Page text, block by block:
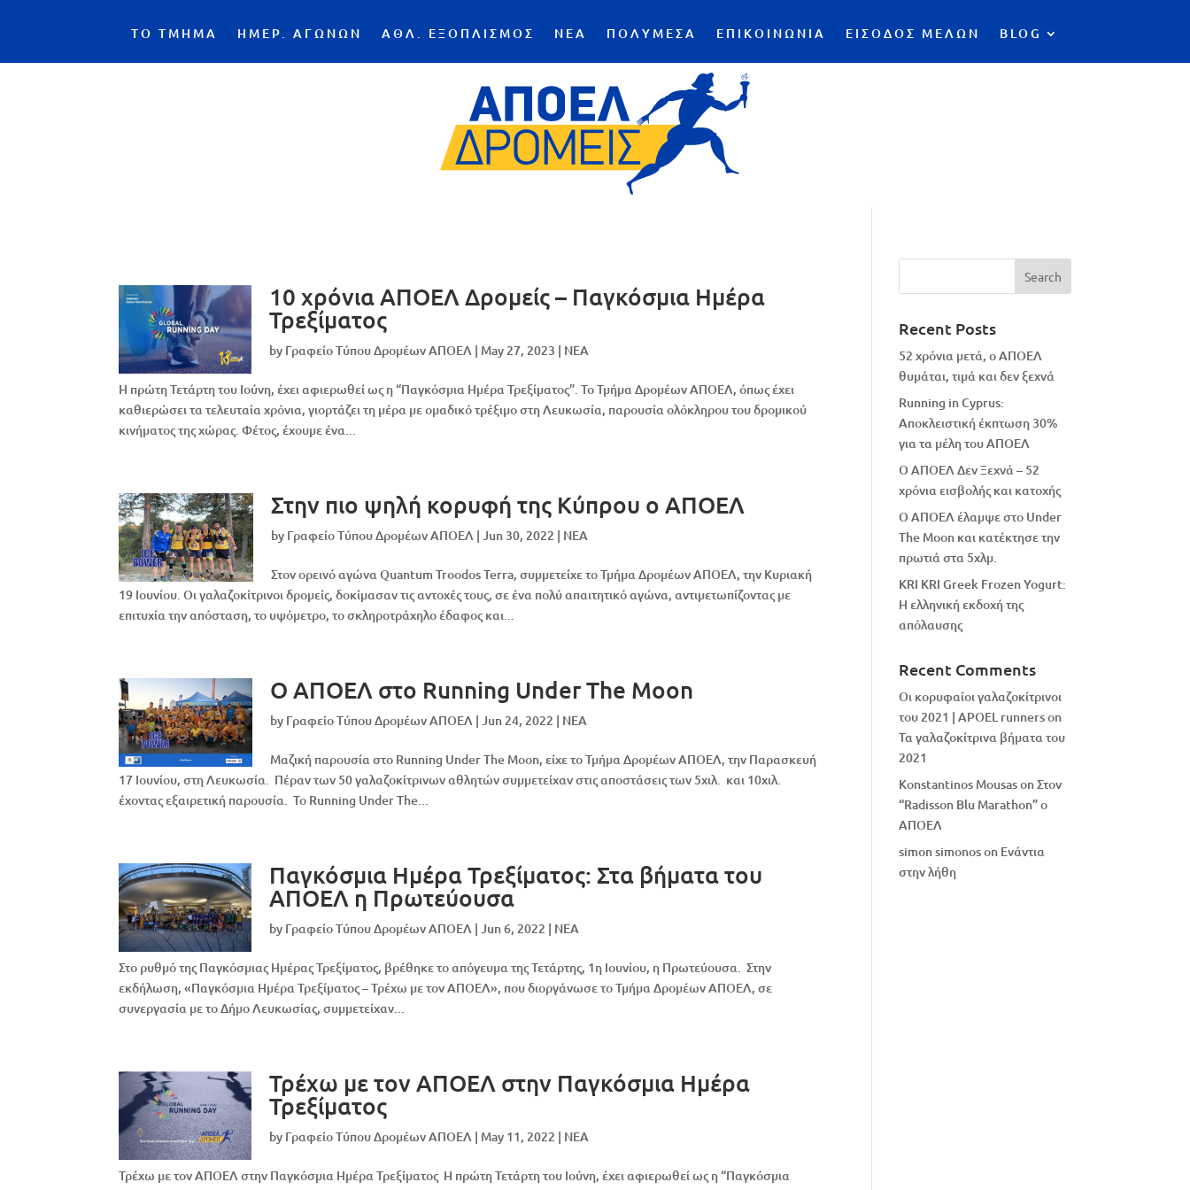
ΤΟ ΤΜΗΜΑ ΗΜΕΡ. ΑΓΩΝΩΝ ΑΘΛ. ΕΞΟΠΛΙΣΜΟΣ ΝΕΑ ΠΟΛΥΜΕΣΑ ΕΠΙΚΟΙΝΩΝΙΑ ΕΙΣΟΔΟΣ ΜΕΛΩΝ BLOG
10 χρόνια ΑΠΟΕΛ Δρομείς – Παγκόσμια Ημέρα
Τρεξίματος
by Γραφείο Τύπου Δρομέων ΑΠΟΕΛ | May 27, 2023 | NEA
Η πρώτη Τετάρτη του Ιούνη, έχει αφιερωθεί ως η “Παγκόσμια Ημέρα Τρεξίματος”. Το Τμήμα Δρομέων ΑΠΟΕΛ, όπως έχει
καθιερώσει τα τελευταία χρόνια, γιορτάζει τη μέρα με ομαδικό τρέξιμο στη Λευκωσία, παρουσία ολόκληρου του δρομικού
κινήματος της χώρας. Φέτος, έχουμε ένα...
Στην πιο ψηλή κορυφή της Κύπρου ο ΑΠΟΕΛ
by Γραφείο Τύπου Δρομέων ΑΠΟΕΛ |Jun 30, 2022 | NEA
Στον ορεινό αγώνα Quantum Troodos Terra, συμμετείχε το Τμήμα Δρομέων ΑΠΟΕΛ, την Κυριακή
19 Ιουνίου. Οι γαλαζοκίτρινοι δρομείς, δοκίμασαν τις αντοχές τους, σε ένα πολύ απαιτητικό αγώνα, αντιμετωπίζοντας με
επιτυχία την απόσταση, το υψόμετρο, το σκληροτράχηλο έδαφος και...
Ο ΑΠΟΕΛ στο Running Under The Moon
by Γραφείο Τύπου Δρομέων ΑΠΟΕΛ| Jun 24, 2022 | NEA
Μαζική παρουσία στο Running Under The Moon, είχε το Τμήμα Δρομέων ΑΠΟΕΛ, την Παρασκευή
17 Ιουνίου, στη Λευκωσία. Πέραν των 50 γαλαζοκίτρινων αθλητών συμμετείχαν στις αποστάσεις των 5χιλ. και 10χιλ.
έχοντας εξαιρετική παρουσία. Το Running Under The...
Παγκόσμια Ημέρα Τρεξίματος: Στα βήματα του
ΑΠΟΕΛ η Πρωτεύουσα
by Γραφείο Τύπου Δρομέων ΑΠΟΕΛ |Jun 6, 2022 | NEA
Στο ρυθμό της Παγκόσμιας Ημέρας Τρεξίματος, βρέθηκε το απόγευμα της Τετάρτης, 1η Ιουνίου, η Πρωτεύουσα. Στην
εκδήλωση, «Παγκόσμια Ημέρα Τρεξίματος – Τρέχω με τον ΑΠΟΕΛ», που διοργάνωσε το Τμήμα Δρομέων ΑΠΟΕΛ, σε
συνεργασία με το Δήμο Λευκωσίας, συμμετείχαν...
Τρέχω με τον ΑΠΟΕΛ στην Παγκόσμια Ημέρα
Τρεξίματος
by Γραφείο Τύπου Δρομέων ΑΠΟΕΛ | May 11, 2022 | NEA
Τρέχω με τον ΑΠΟΕΛ στην Παγκόσμια Ημέρα Τρεξίματος Η πρώτη Τετάρτη του Ιούνη, έχει αφιερωθεί ως η “Παγκόσμια
Recent Posts
52 χρόνια μετά, ο ΑΠΟΕΛ
θυμάται, τιμά και δεν ξεχνά
Running in Cyprus:
Αποκλειστική έκπτωση 30%
για τα μέλη του ΑΠΟΕΛ
Ο ΑΠΟΕΛ Δεν Ξεχνά – 52
χρόνια εισβολής και κατοχής
Ο ΑΠΟΕΛ έλαμψε στο Under
The Moon και κατέκτησε την
πρωτιά στα 5χλμ.
KRI KRI Greek Frozen Yogurt:
Η ελληνική εκδοχή της
απόλαυσης
Recent Comments
Οι κορυφαίοι γαλαζοκίτρινοι
του 2021 | APOEL runnerson
Τα γαλαζοκίτρινα βήματα του
2021
Konstantinos MousasonΣτον
“Radisson Blu Marathon” ο
ΑΠΟΕΛ
simon simonoson Eνάντια
στην λήθη